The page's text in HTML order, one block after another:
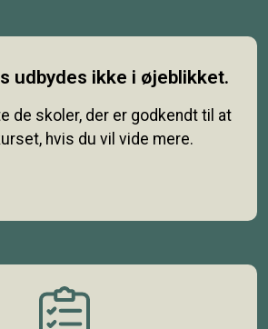
udbydes ikke i øjeblikket.
de skoler, der er godkendt til at
hvis du vil vide mere.